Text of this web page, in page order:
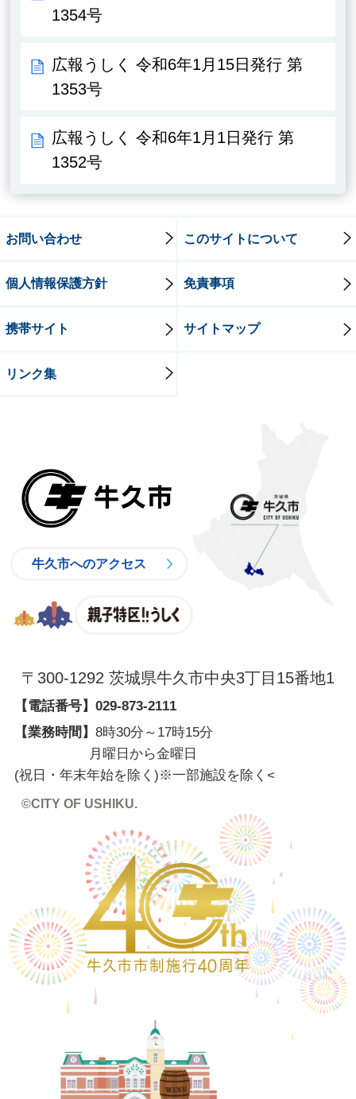
1354号
広報うしく 令和6年1月15日発行 第
1353号
広報うしく 令和6年1月1日発行 第
1352号
お問い合わせ このサイトについて
個人情報保護方針 免責事項
携帯サイト サイトマップ
リンク集
牛久市へのアクセス
〒300-1292 茨城県牛久市中央3丁目15番地1
【電話番号】 029-873-2111
【業務時間】 8時30分～17時15分
月曜日から金曜日
(祝日・年末年始を除く)※一部施設を除く <
©CITY OF USHIKU.